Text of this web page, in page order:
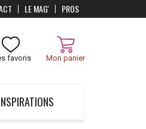
Mon panier
favoris
PROS
LE MAG'
dès 100 €